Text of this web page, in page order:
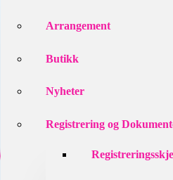
Arrangement
Butikk
Nyheter
Registrering og